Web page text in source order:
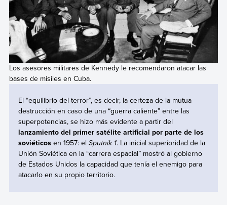
Los asesores militares de Kennedy le recomendaron atacar las
bases de misiles en Cuba.
El “equilibrio del terror”, es decir, la certeza de la mutua
destrucción en caso de una “guerra caliente” entre las
superpotencias, se hizo más evidente a partir del
lanzamiento del primer satélite artificial por parte de los
soviéticosen 1957: el Sputnik 1. La inicial superioridad de la
Unión Soviética en la “carrera espacial” mostró al gobierno
de Estados Unidos la capacidad que tenía el enemigo para
atacarlo en su propio territorio.